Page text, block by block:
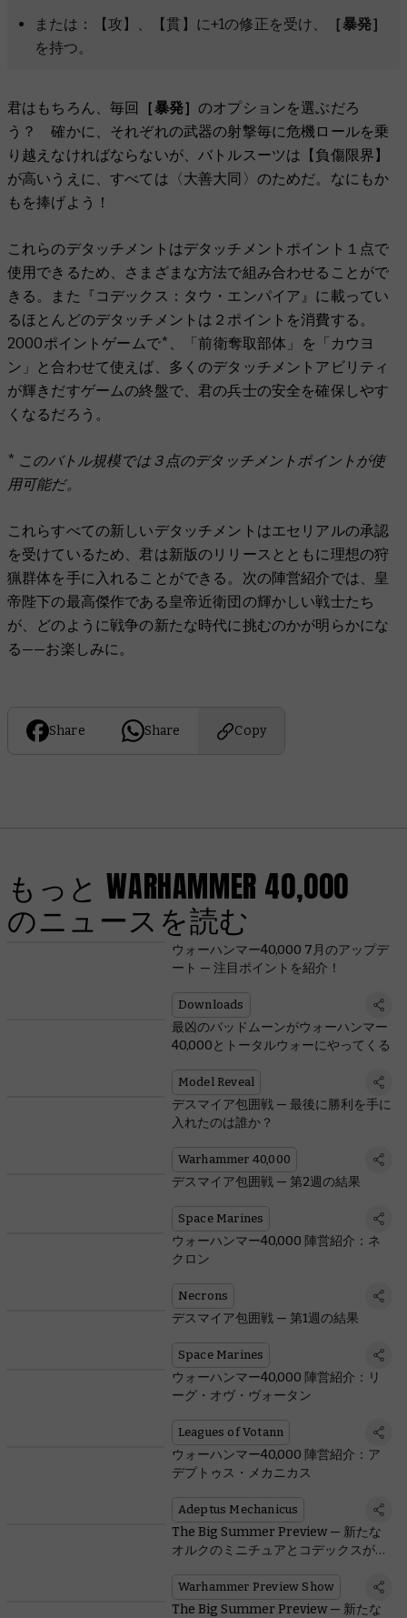
または：【攻】、【貫】に+1の修正を受け、
［暴発］
を持つ。
君はもちろん、毎回 ［暴発］のオプションを選ぶだろ
う？ 確かに、それぞれの武器の射撃毎に危機ロールを乗
り越えなければならないが、バトルスーツは【負傷限界】
が高いうえに、すべては〈大善大同〉のためだ。なにもか
もを捧げよう！
これらのデタッチメントはデタッチメントポイント１点で
使用できるため、さまざまな方法で組み合わせることがで
きる。また『コデックス：タウ・エンパイア』に載ってい
るほとんどのデタッチメントは２ポイントを消費する。
2000ポイントゲームで*、「前衛奪取部体」を「カウヨ
ン」と合わせて使えば、多くのデタッチメントアビリティ
が輝きだすゲームの終盤で、君の兵士の安全を確保しやす
くなるだろう。
* このバトル規模では３点のデタッチメントポイントが使
用可能だ。
これらすべての新しいデタッチメントはエセリアルの承認
を受けているため、君は新版のリリースとともに理想の狩
猟群体を手に入れることができる。次の陣営紹介では、皇
帝陛下の最高傑作である皇帝近衛団の輝かしい戦士たち
が、どのように戦争の新たな時代に挑むのかが明らかにな
る——お楽しみに。
Share Share Copy
もっと WARHAMMER 40,000
のニュースを読む
ウォーハンマー40,000 7月のアップデ
ート — 注目ポイントを紹介！
Downloads
最凶のバッドムーンがウォーハンマー
40,000とトータルウォーにやってくる
Model Reveal
デスマイア包囲戦 — 最後に勝利を手に
入れたのは誰か？
Warhammer 40,000
デスマイア包囲戦 — 第2週の結果
Space Marines
ウォーハンマー40,000 陣営紹介：ネ
クロン
Necrons
デスマイア包囲戦 — 第1週の結果
Space Marines
ウォーハンマー40,000 陣営紹介：リ
ーグ・オヴ・ヴォータン
Leagues of Votann
ウォーハンマー40,000 陣営紹介：ア
デプトゥス・メカニカス
Adeptus Mechanicus
The Big Summer Preview — 新たな
オルクのミニチュアとコデックスが登
Warhammer Preview Show
The Big Summer Preview — 新たな